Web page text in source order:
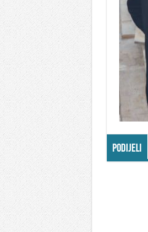
Podijeli